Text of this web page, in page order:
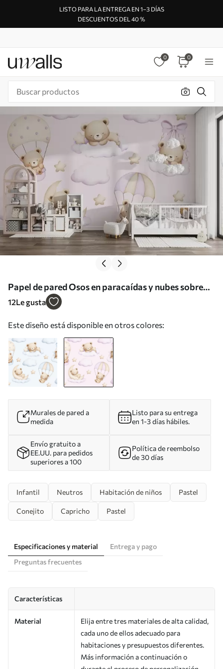
LISTO PARA LA ENTREGA EN 1–3 DÍAS
DESCUENTOS DEL 40 %
0 0
Papel de pared Osos en paracaídas y nubes sobre
fondo rosa Nr. w02385v1
12Le gusta
Este diseño está disponible en otros colores:
Murales de pared a
medida
Listo para su entrega
en 1-3 días hábiles.
Envío gratuito a
EE.UU. para pedidos
superiores a 100
Política de reembolso
de 30 días
Infantil Neutros Habitación de niños Pastel
Conejito Capricho Pastel
Especificaciones y material
Entrega y pago
Preguntas frecuentes
Características
Material
Elija entre tres materiales de alta calidad,
cada uno de ellos adecuado para
habitaciones y presupuestos diferentes.
Más información a continuación o